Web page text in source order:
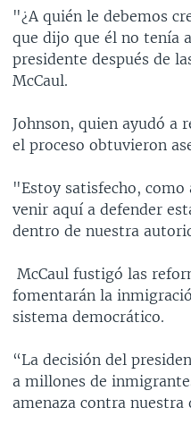
"¿A quién le debemos
que dijo que él no tenía
presidente después de
McCaul.
Johnson, quien ayudó a
el proceso obtuvieron
"Estoy satisfecho, como
venir aquí a defender
dentro de nuestra
McCaul fustigó las
fomentarán la
sistema democrático.
“La decisión del
a millones de
amenaza contra nuestra